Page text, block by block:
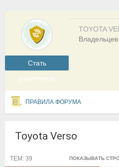
Cтать
участником
TOYOTA
ПРАВИЛА ФОРУМА
Toyota Verso
ПОКАЗЫВАТЬ
ТЕМ: 39